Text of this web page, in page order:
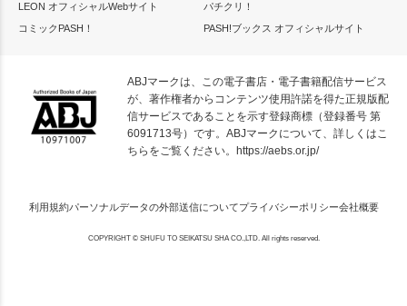
LEON オフィシャルWebサイト
パチクリ！
コミックPASH！
PASH!ブックス オフィシャルサイト
ABJマークは、この電子書店・電子書籍配信サービス
が、著作権者からコンテンツ使用許諾を得た正規版配
信サービスであることを示す登録商標（登録番号 第
6091713号）です。ABJマークについて、詳しくはこ
ちらをご覧ください。
https://aebs.or.jp/
利用規約パーソナルデータの外部送信についてプライバシーポリシー会社概要
COPYRIGHT © SHUFU TO SEIKATSU SHA CO.,LTD. All rights reserved.